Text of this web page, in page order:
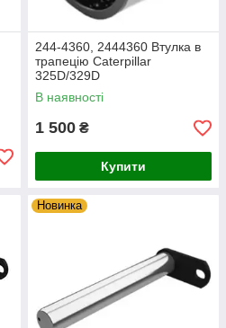
244-4360, 2444360 Втулка в
трапецію Caterpillar
325D/329D
В наявності
1 500 ₴
Купити
Новинка